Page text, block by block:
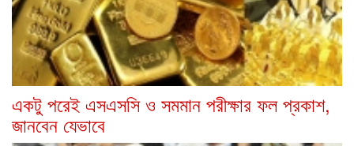
একটু পরেই এসএসসি ও সমমান পরীক্ষার ফল প্রকাশ,
জানবেন যেভাবে